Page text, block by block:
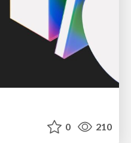
0 210